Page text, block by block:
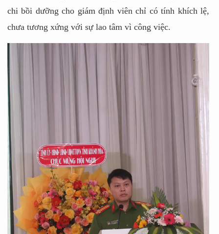
chi bồi dưỡng cho giám định viên chỉ có tính khích lệ,
chưa tương xứng với sự lao tâm vì công việc.